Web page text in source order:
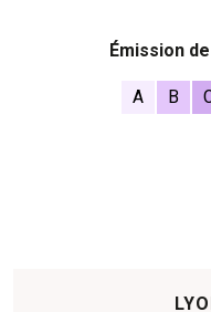
Émission
A B